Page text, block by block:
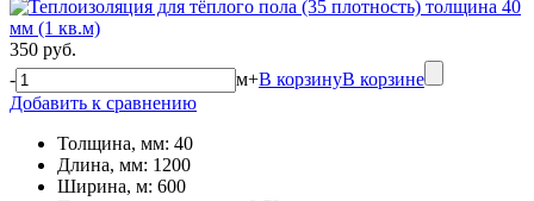
350 руб.
-
м+В корзинуВ корзине
Добавить к сравнению
Толщина, мм: 40
Длина, мм: 1200
Ширина, м: 600